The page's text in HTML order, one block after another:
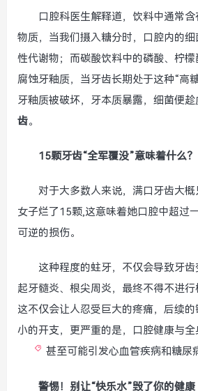
口腔科医生解释道，饮料中通常
物质，当我们摄入糖分时，口腔内的
性代谢物；而碳酸饮料中的磷酸、柠
腐蚀牙釉质，当牙齿长期处于这种“高
牙釉质被破坏，牙本质暴露，细菌便
齿。
15颗牙齿“全军覆没”意味着什么？
对于大多数人来说，满口牙齿大
女子烂了15颗,这意味着她口腔中超过
可逆的损伤。
这种程度的蛀牙，不仅会导致牙齿
起牙髓炎、根尖周炎，最终不得不进行
这不仅会让人忍受巨大的疼痛，后续
小的开支，更严重的是，口腔健康与
甚至可能引发心血管疾病和糖尿
警惕！别让“快乐水”毁了你的健康